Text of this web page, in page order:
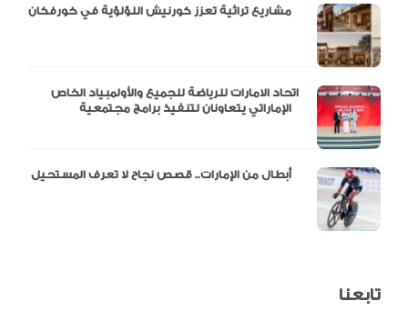
اتحاد الامارات للرياضة للجميع والأولمبياد الخاص
تابعنا